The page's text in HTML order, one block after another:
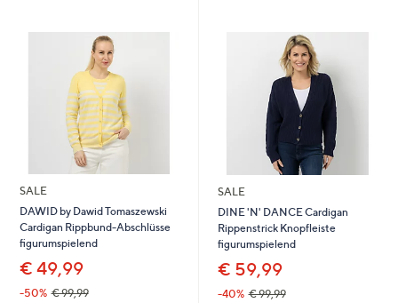
SALE
DAWID by Dawid Tomaszewski
Cardigan Rippbund-Abschlüsse
figurumspielend
€ 49,99
-50% € 99,99
SALE
DINE 'N' DANCE Cardigan
Rippenstrick Knopfleiste
figurumspielend
€ 59,99
-40% € 99,99